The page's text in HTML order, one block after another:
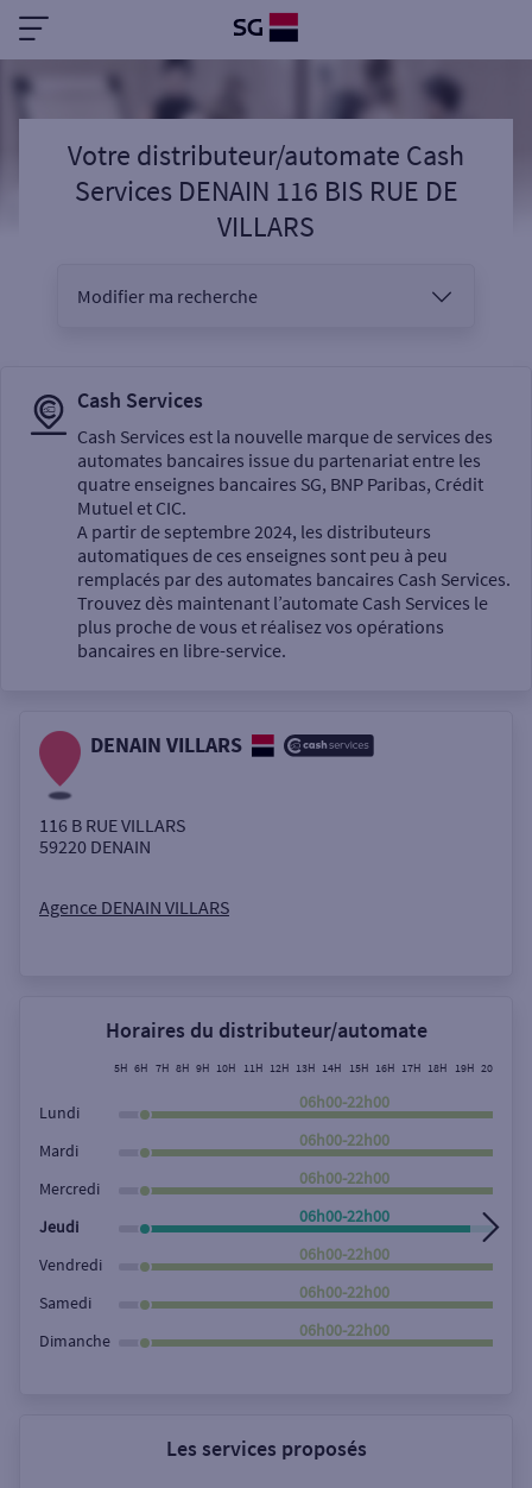
Votre distributeur/automate Cash
Services DENAIN 116 BIS RUE DE
VILLARS
Modifier ma recherche
Sélectionnez votre recherche
Un service
Autour de moi
Rechercher
Cash Services
Cash Services est la nouvelle marque de services des
automates bancaires issue du partenariat entre les
quatre enseignes bancaires SG, BNP Paribas, Crédit
Mutuel et CIC.
A partir de septembre 2024, les distributeurs
automatiques de ces enseignes sont peu à peu
remplacés par des automates bancaires Cash Services.
Trouvez dès maintenant l’automate Cash Services le
plus proche de vous et réalisez vos opérations
bancaires en libre-service.
DENAIN VILLARS
116 B RUE VILLARS
59220 DENAIN
Agence DENAIN VILLARS
Horaires du distributeur/automate
5H 6H 7H 8H 9H 10H 11H 12H 13H 14H 15H 16H 17H 18H 19H 20H
Lundi
06h00-22h00
Mardi
06h00-22h00
Mercredi
06h00-22h00
Jeudi
06h00-22h00
Vendredi
06h00-22h00
Samedi
06h00-22h00
Dimanche
06h00-22h00
Les services proposés